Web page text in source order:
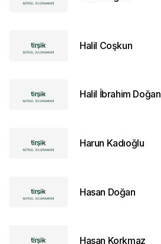
Halil Coşkun
Halil İbrahim Doğan
Harun Kadıoğlu
Hasan Doğan
Hasan Korkmaz